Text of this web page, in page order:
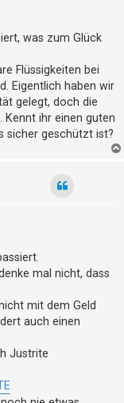
was zum Glück
Flüssigkeiten bei
Eigentlich haben wir
gelegt, doch die
Kennt ihr einen guten
sicher geschützt ist?
mal nicht, dass
mit dem Geld
auch einen
Justrite